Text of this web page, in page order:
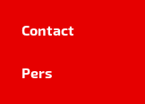
Contact
Pers